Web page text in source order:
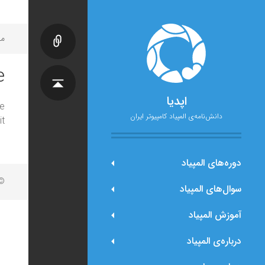
اپدیا
دانش‌نامه‌ی المپیاد کامپیوتر ایران
دوره‌های المپیاد
سوال‌های المپیاد
آموزش المپیاد
درباره‌ی المپیاد